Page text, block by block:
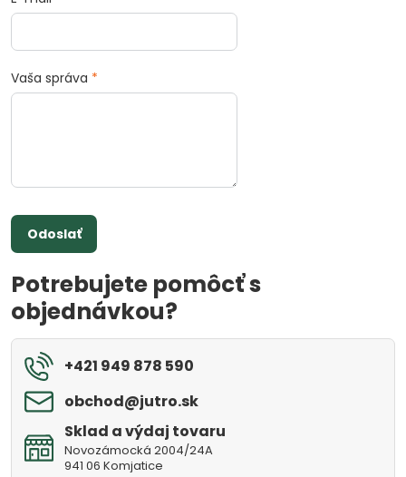
Vaša správa *
Odoslať
Potrebujete pomôcť s
objednávkou?
+421 949 878 590
obchod​@jutro​.sk
Sklad a výdaj tovaru
Novozámocká 2004/24A
941 06 Komjatice